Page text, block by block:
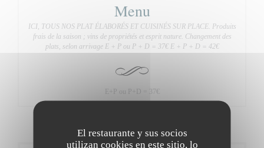
El restaurante y sus socios
utilizan cookies en este sitio, lo
Menu
ICI, TOUS NOS PLAT ÉLABORÉS ET CUISINÉS SUR PLACE. Produits
frais de la saison ; vins de propriétés et esprit nature. Changement des
plats, selon arrivage E + P ou P + D = 37€ E + P + D = 42€
E+P ou P+D = 37€